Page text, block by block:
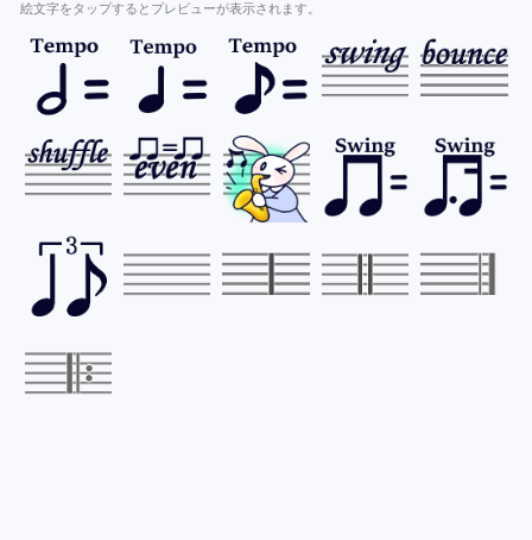
絵文字をタップするとプレビューが表示されます。